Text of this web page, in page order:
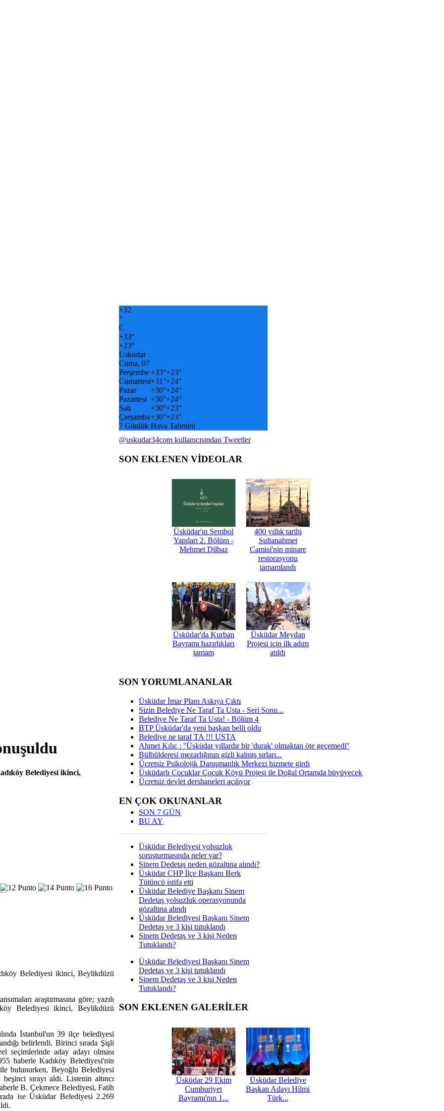
Belediyesi ikinci,
Belediyesi ikinci, Beylikdüzü
araştırmasına göre; yazılı
Belediyesi ikinci, Beylikdüzü
İstanbul'un 39 ilçe belediyesi
belirlendi. Birinci sırada Şişli
seçimlerinde aday adayı olması
haberle Kadıköy Belediyesi'nin
bulunurken, Beyoğlu Belediyesi
sırayı aldı. Listenin altıncı
B. Çekmece Belediyesi, Fatih
ise Üsküdar Belediyesi 2.269
+32
°
C
+33°
+23°
Uskudar
Cuma, 07
Perşembe+33°+23°
Cumartesi+31°+24°
Pazar
+30°+24°
Pazartesi +30°+24°
Salı
+30°+23°
Çarşamba+30°+23°
7 Günlük Hava Tahmini
@uskudar34com kullanıcısından Tweetler
SON EKLENEN VİDEOLAR
Üsküdar'ın Sembol
Yapıları 2. Bölüm -
Mehmet Dilbaz
400 yıllık tarihi
Sultanahmet
Camisi'nin minare
restorasyonu
tamamlandı
Üsküdar'da Kurban
Bayramı hazırlıkları
tamam
Üsküdar Meydan
Projesi için ilk adım
atıldı
SON YORUMLANANLAR
Üsküdar İmar Planı Askıya Çıktı
Sizin Belediye Ne Taraf Ta Usta - Seri Sonu...
Belediye Ne Taraf Ta Usta! - Bölüm 4
BTP Üsküdar'da yeni başkan belli oldu
Belediye ne taraf TA !!! USTA
Ahmet Kılıç : ''Üsküdar yıllardır bir 'durak' olmaktan öte geçemedi''
Bülbülderesi mezarlığının gizli kalmış sırları...
Ücretsiz Psikolojik Danışmanlık Merkezi hizmete girdi
Üsküdarlı Çocuklar Çocuk Köyü Projesi ile Doğal Ortamda büyüyecek
Ücretsiz devlet dershaneleri açılıyor
EN ÇOK OKUNANLAR
SON 7 GÜN
BU AY
Üsküdar Belediyesi yolsuzluk
soruşturmasında neler var?
Sinem Dedetaş neden gözaltına alındı?
Üsküdar CHP İlçe Başkanı Berk
Tütüncü istifa etti
Üsküdar Belediye Başkanı Sinem
Dedetaş yolsuzluk operasyonunda
gözaltına alındı
Üsküdar Belediyesi Başkanı Sinem
Dedetaş ve 3 kişi tutuklandı
Sinem Dedetaş ve 3 kişi Neden
Tutuklandı?
Üsküdar Belediyesi Başkanı Sinem
Dedetaş ve 3 kişi tutuklandı
Sinem Dedetaş ve 3 kişi Neden
Tutuklandı?
SON EKLENEN GALERİLER
Üsküdar 29 Ekim
Cumhuriyet
Bayramı'nın 1...
Üsküdar Belediye
Başkan Adayı Hilmi
Türk...